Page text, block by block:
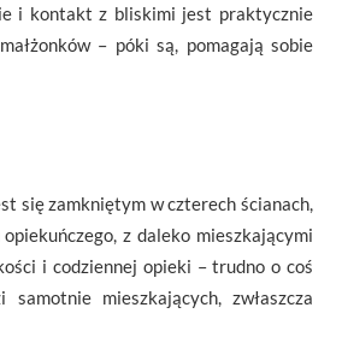
i kontakt z bliskimi jest praktycznie
– póki są, pomagają sobie
się zamkniętym w czterech ścianach,
z daleko mieszkającymi
i codziennej opieki – trudno o coś
mieszkających, zwłaszcza